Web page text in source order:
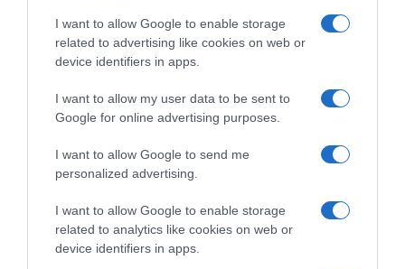
I want to allow Google to enable storage
related to advertising like cookies on web or
device identifiers in apps.
I want to allow my user data to be sent to
Google for online advertising purposes.
I want to allow Google to send me
personalized advertising.
I want to allow Google to enable storage
related to analytics like cookies on web or
device identifiers in apps.
ΕΛΛΑΔΑ